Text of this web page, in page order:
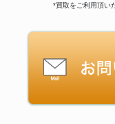
*買取をご利用頂い